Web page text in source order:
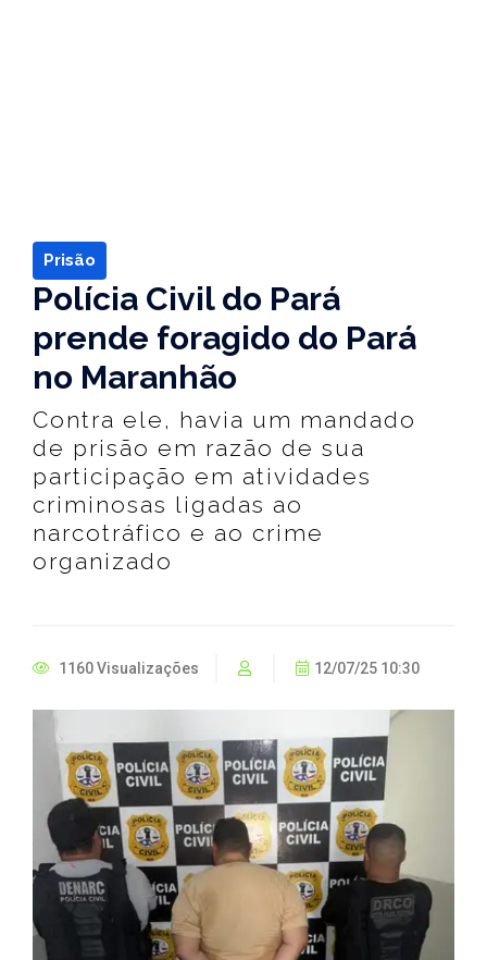
Prisão
Polícia Civil do Pará
prende foragido do Pará
no Maranhão
Contra ele, havia um mandado
de prisão em razão de sua
participação em atividades
criminosas ligadas ao
narcotráfico e ao crime
organizado
1160 Visualizações 12/07/25 10:30